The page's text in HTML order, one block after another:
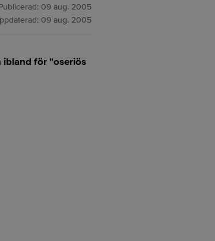
09 aug. 2005
09 aug. 2005
ibland för "oseriös